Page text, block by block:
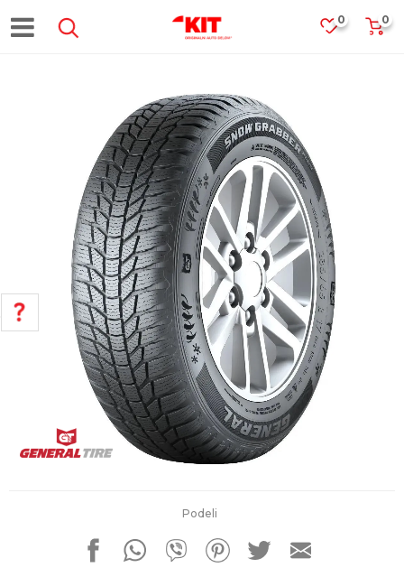
0
0
Podeli
POMOĆ PRI KUPOVINI
Za više informacija, pomoć i
porudžbine
011 4427900
Radno vreme
Pišite nam
office@kitcommerce.rs